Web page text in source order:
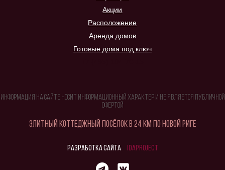
Акции
Расположение
Аренда домов
Готовые дома под ключ
Информация на сайте носит информационный характер и не является публичной
офертой
Элитный коттеджный посёлок в 24 км по Новой Риге
Разработка сайта idaproject